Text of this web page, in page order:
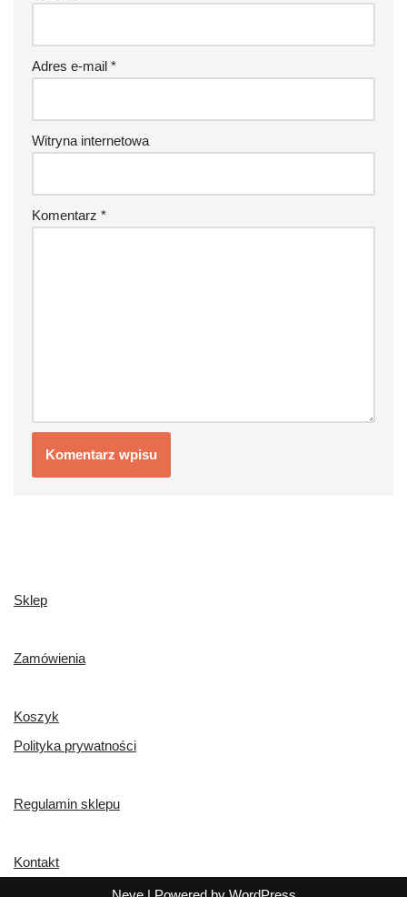
Adres e-mail *
Witryna internetowa
Komentarz *
Sklep
Zamówienia
Koszyk
Polityka prywatności
Regulamin sklepu
Kontakt